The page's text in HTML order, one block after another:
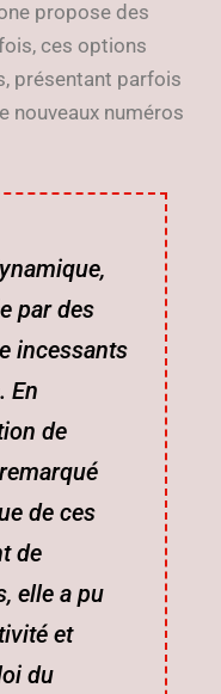
propose des
ces options
présentant parfois
nouveaux numéros
par des
incessants
En
de
de ces
de
elle a pu
et
du